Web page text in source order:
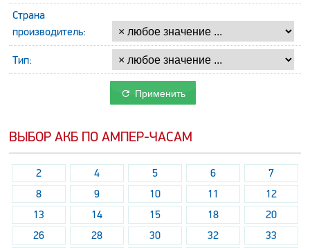
Страна
производитель:
Тип:
Применить
ВЫБОР АКБ ПО АМПЕР-ЧАСАМ
2 4 5 6
7
8
9 10 11
12
13
14 15 18
20
26
28 30 32
33